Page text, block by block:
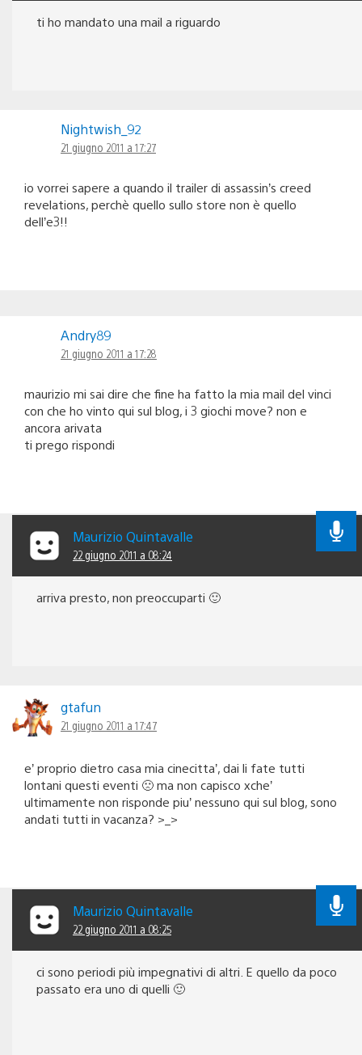
ti ho mandato una mail a riguardo
Nightwish_92
21 giugno 2011 a 17:27
io vorrei sapere a quando il trailer di assassin’s creed
revelations, perchè quello sullo store non è quello
dell’e3!!
Andry89
21 giugno 2011 a 17:28
maurizio mi sai dire che fine ha fatto la mia mail del vinci
con che ho vinto qui sul blog, i 3 giochi move? non e
ancora arivata
ti prego rispondi
Maurizio Quintavalle
22 giugno 2011 a 08:24
arriva presto, non preoccuparti 🙂
gtafun
21 giugno 2011 a 17:47
e’ proprio dietro casa mia cinecitta’, dai li fate tutti
lontani questi eventi 🙁 ma non capisco xche’
ultimamente non risponde piu’ nessuno qui sul blog, sono
andati tutti in vacanza? >_>
Maurizio Quintavalle
22 giugno 2011 a 08:25
ci sono periodi più impegnativi di altri. E quello da poco
passato era uno di quelli 🙂